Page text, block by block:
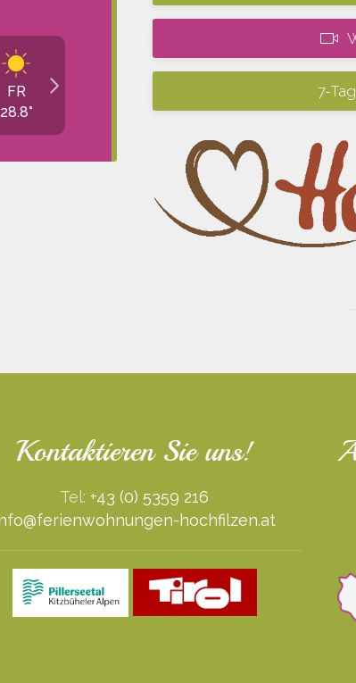
FR
28.8°
7-
Kontaktieren Sie uns!
Tel: +43 (0) 5359 216
hochfilzen.at